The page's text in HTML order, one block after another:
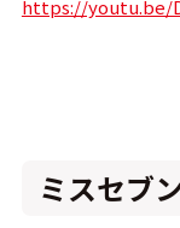
https://youtu.be/
ミスセブ